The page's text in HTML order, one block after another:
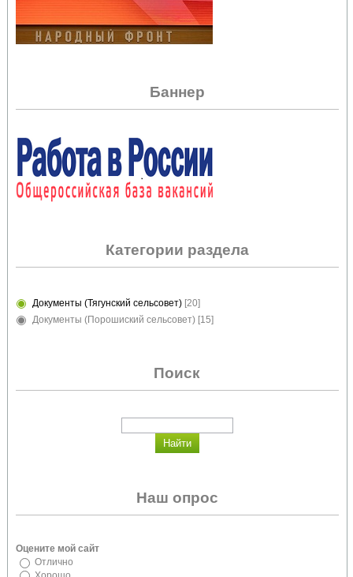
Баннер
Категории раздела
Документы (Тягунский сельсовет) [20]
Документы (Порошиский сельсовет) [15]
Поиск
Наш опрос
Оцените мой сайт
Отлично